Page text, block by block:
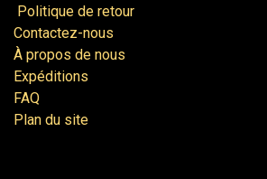
Politique de retour
Contactez-nous
À propos de nous
Expéditions
FAQ
Plan du site